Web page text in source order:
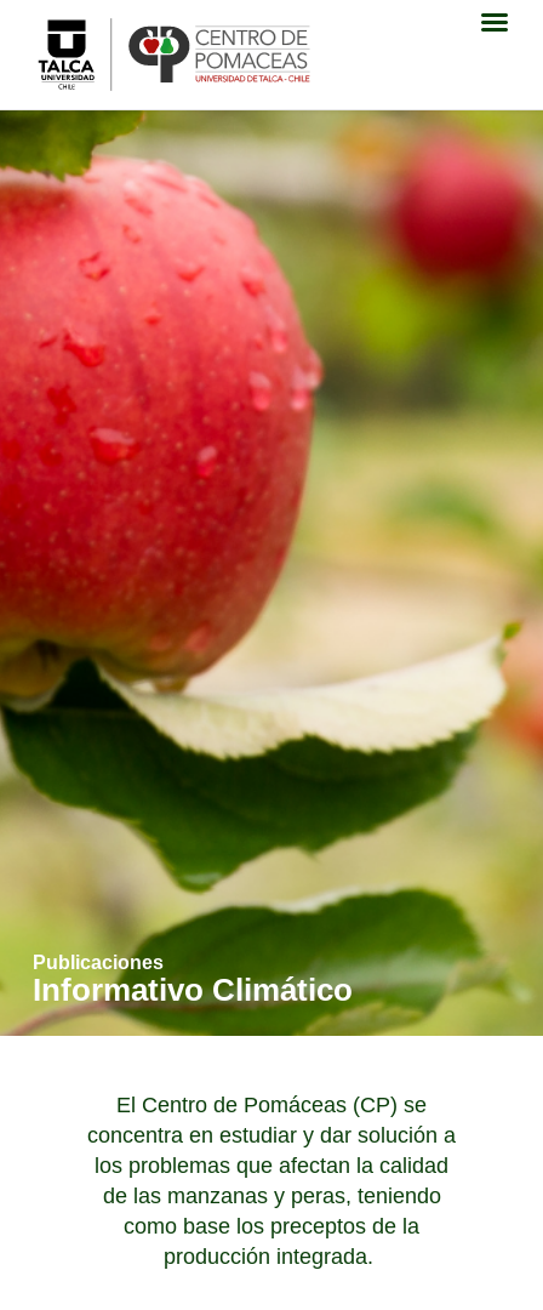
Publicaciones
Informativo Climático
El Centro de Pomáceas (CP) se
concentra en estudiar y dar solución a
los problemas que afectan la calidad
de las manzanas y peras, teniendo
como base los preceptos de la
producción integrada.